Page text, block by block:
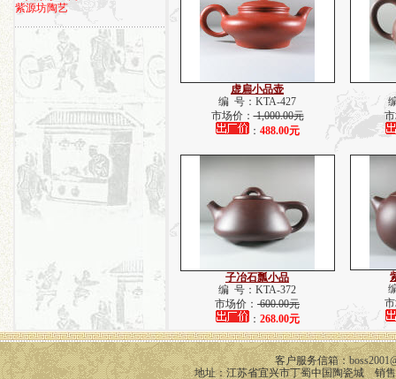
紫源坊陶艺
虚扁小品壶
编 号：KTA-427
市场价：1,000.00元
： 488.00元
子冶石瓢小品
编 号：KTA-372
市场价： 600.00元
： 268.00元
客户服务信箱：
地址：江苏省宜兴市丁蜀中国陶瓷城 销